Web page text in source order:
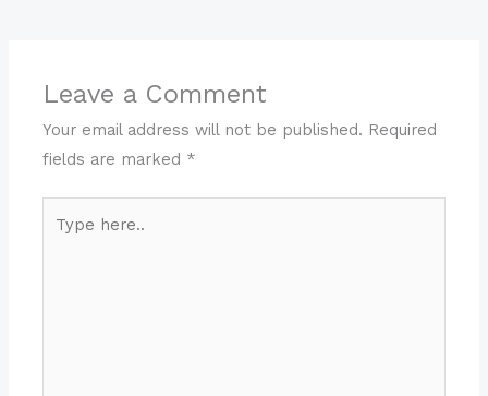
Leave a Comment
Your email address will not be published. Required
fields are marked *